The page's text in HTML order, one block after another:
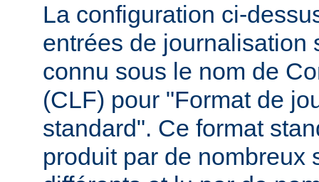
La configuration ci-
entrées de journalisation
connu sous le nom de
(CLF) pour "Format de
standard". Ce format
produit par de nombreux